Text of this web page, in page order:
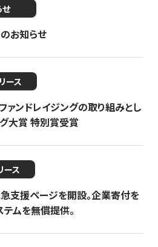
せ
お知らせ
ース
ァンドレイジングの取り組みとし
大賞 特別賞受賞
ース
支援ページを開設。企業寄付を
ムを無償提供。